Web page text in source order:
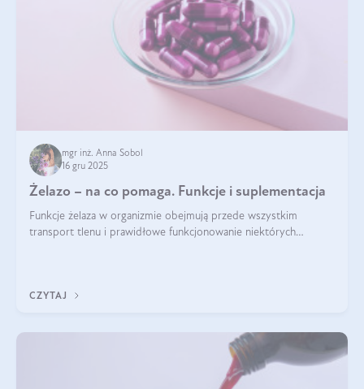
mgr inż. Anna Sobol
16 gru 2025
Żelazo – na co pomaga. Funkcje i suplementacja
Funkcje żelaza w organizmie obejmują przede wszystkim
transport tlenu i prawidłowe funkcjonowanie niektórych
CZYTAJ